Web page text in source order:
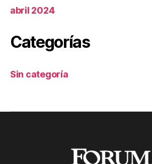
abril 2024
Categorías
Sin categoría